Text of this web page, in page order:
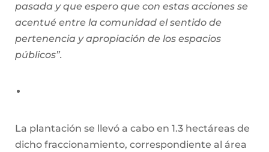
pasada y que espero que con estas acciones se
acentué entre la comunidad el sentido de
pertenencia y apropiación de los espacios
públicos”.
La plantación se llevó a cabo en 1.3 hectáreas de
dicho fraccionamiento, correspondiente al área